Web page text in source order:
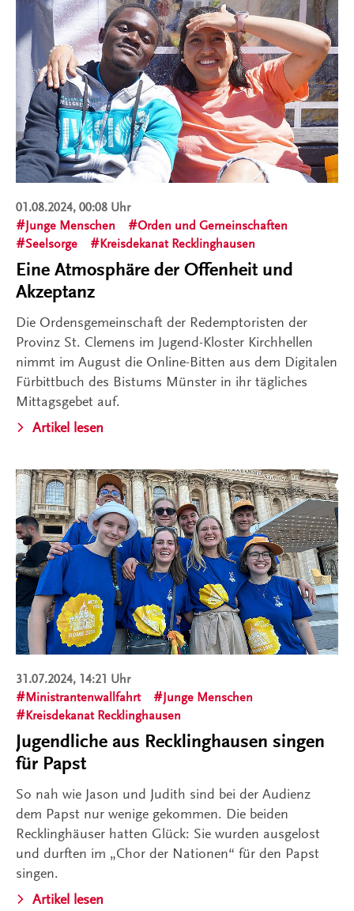
01.08.2024, 00:08 Uhr
Junge Menschen
Orden und Gemeinschaften
Seelsorge
Kreisdekanat Recklinghausen
Eine Atmosphäre der Offenheit und
Akzeptanz
Die Ordensgemeinschaft der Redemptoristen der
Provinz St. Clemens im Jugend-Kloster Kirchhellen
nimmt im August die Online-Bitten aus dem Digitalen
Fürbittbuch des Bistums Münster in ihr tägliches
Mittagsgebet auf.
Artikel lesen
31.07.2024, 14:21 Uhr
Ministrantenwallfahrt
Junge Menschen
Kreisdekanat Recklinghausen
Jugendliche aus Recklinghausen singen
für Papst
So nah wie Jason und Judith sind bei der Audienz
dem Papst nur wenige gekommen. Die beiden
Recklinghäuser hatten Glück: Sie wurden ausgelost
und durften im „Chor der Nationen“ für den Papst
singen.
Artikel lesen